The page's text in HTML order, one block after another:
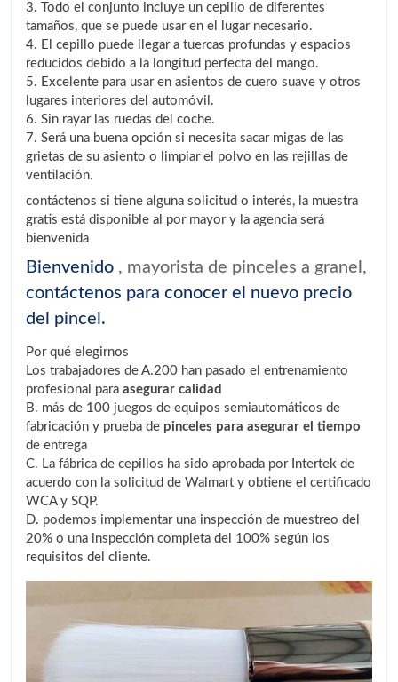
3. Todo el conjunto incluye un cepillo de diferentes
tamaños, que se puede usar en el lugar necesario.
4. El cepillo puede llegar a tuercas profundas y espacios
reducidos debido a la longitud perfecta del mango.
5. Excelente para usar en asientos de cuero suave y otros
lugares interiores del automóvil.
6. Sin rayar las ruedas del coche.
7. Será una buena opción si necesita sacar migas de las
grietas de su asiento o limpiar el polvo en las rejillas de
ventilación.
contáctenos si tiene alguna solicitud o interés, la muestra
gratis está disponible al por mayor y la agencia será
bienvenida
Bienvenido , mayorista de pinceles a granel,
contáctenos para conocer el nuevo precio
del pincel.
Por qué elegirnos
Los trabajadores de A.200 han pasado el entrenamiento
profesional para asegurar calidad
B. más de 100 juegos de equipos semiautomáticos de
fabricación y prueba de pinceles para asegurar el tiempo
de entrega
C. La fábrica de cepillos ha sido aprobada por Intertek de
acuerdo con la solicitud de Walmart y obtiene el certificado
WCA y SQP.
D. podemos implementar una inspección de muestreo del
20% o una inspección completa del 100% según los
requisitos del cliente.